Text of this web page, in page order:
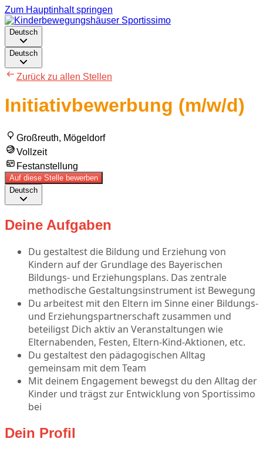
Zum Hauptinhalt springen
Deutsch
Deutsch
Zurück zu allen Stellen
Initiativbewerbung (m/w/d)
Großreuth, Mögeldorf
Vollzeit
Festanstellung
Auf diese Stelle bewerben
Deutsch
Deine Aufgaben
Du gestaltest die Bildung und Erziehung von
Kindern auf der Grundlage des Bayerischen
Bildungs- und Erziehungsplans. Das zentrale
methodische Gestaltungsinstrument ist Bewegung
Du arbeitest mit den Eltern im Sinne einer Bildungs-
und Erziehungspartnerschaft zusammen und
beteiligst Dich aktiv an Veranstaltungen wie
Elternabenden, Festen, Eltern-Kind-Aktionen, etc.
Du gestaltest den pädagogischen Alltag
gemeinsam mit dem Team
Mit deinem Engagement bewegst du den Alltag der
Kinder und trägst zur Entwicklung von Sportissimo
bei
Dein Profil